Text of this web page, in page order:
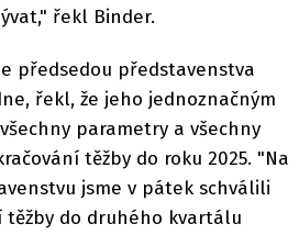
řekl Binder.
předsedou představenstva
řekl, že jeho jednoznačným
parametry a všechny
těžby do roku 2025. "Na
jsme v pátek schválili
do druhého kvartálu